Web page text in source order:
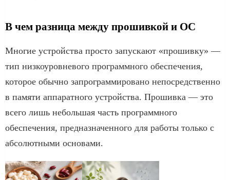
В чем разница между прошивкой и ОС
Многие устройства просто запускают «прошивку» —
тип низкоуровневого программного обеспечения,
которое обычно запрограммировано непосредственно
в памяти аппаратного устройства. Прошивка — это
всего лишь небольшая часть программного
обеспечения, предназначенного для работы только с
абсолютными основами.